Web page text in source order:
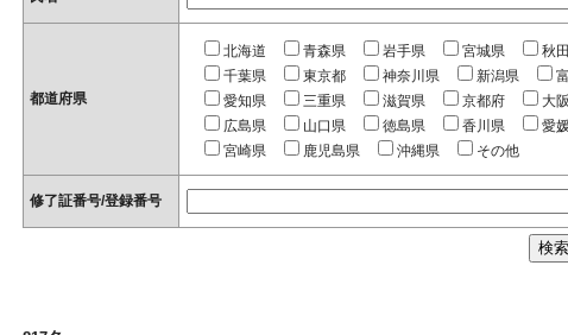
都道府県
北海道 青森県 岩手県 宮城県 秋
千葉県
東京都 神奈川県 新潟県
愛知県
三重県 滋賀県 京都府 大
広島県
山口県 徳島県 香川県 愛
宮崎県
鹿児島県 沖縄県 その他
修了証番号/登録番号